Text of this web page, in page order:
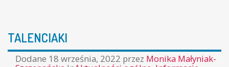
TALENCIAKI
Dodane 18 września, 2022 przez Monika Małyniak-